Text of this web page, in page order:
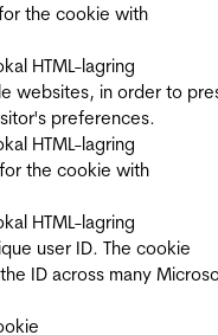
the cookie with
HTML-lagring
websites, in order to
preferences.
HTML-lagring
the cookie with
HTML-lagring
user ID. The cookie
ID across many